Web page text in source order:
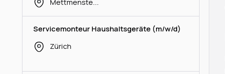
Servicemonteur Haushaltsgeräte (m/w/d)
Zürich